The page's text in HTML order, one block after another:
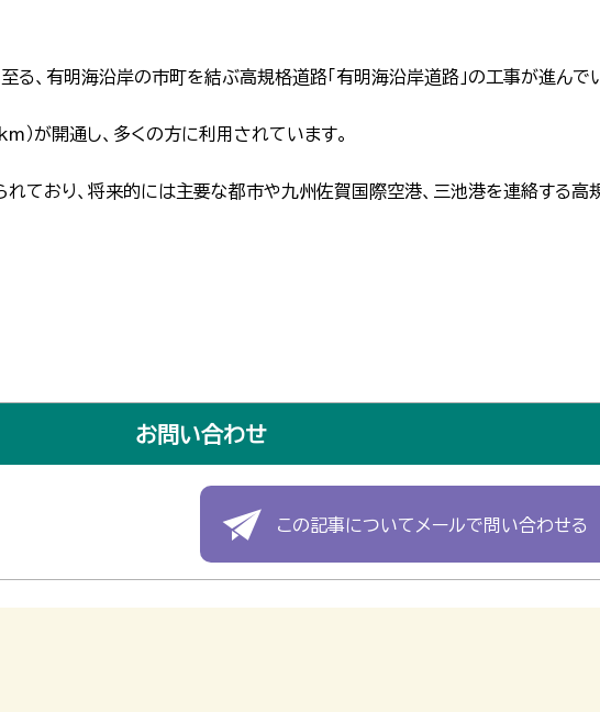
、有明海沿岸の市町を結ぶ高規格道路「有明海沿岸道路」の工事が進んで
が開通し、多くの方に利用されています。
れており、将来的には主要な都市や九州佐賀国際空港、三池港を連絡する高
お問い合わせ
この記事についてメールで問い合わせる